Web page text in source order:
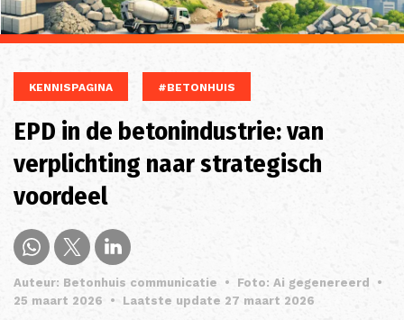
KENNISPAGINA #BETONHUIS
EPD in de betonindustrie: van
verplichting naar strategisch
voordeel
Auteur: Betonhuis communicatie • Foto: Ai gegenereerd
•
25 maart 2026
• Laatste update 27 maart 2026